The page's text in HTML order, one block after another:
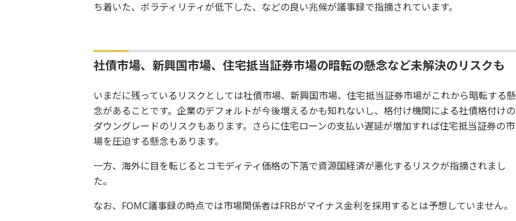
ち着いた、ボラティリティが低下した、などの良い兆候が議事録で指摘されています。
社債市場、新興国市場、住宅抵当証券市場の暗転の懸念など未解決のリスクも
いまだに残っているリスクとしては社債市場、新興国市場、住宅抵当証券市場がこれから暗転する懸
念があることです。企業のデフォルトが今後増えるかも知れないし、格付け機関による社債格付けの
ダウングレードのリスクもあります。さらに住宅ローンの支払い遅延が増加すれば住宅抵当証券の市
場を圧迫する懸念もあります。
一方、海外に目を転じるとコモディティ価格の下落で資源国経済が悪化するリスクが指摘されまし
た。
なお、FOMC議事録の時点では市場関係者はFRBがマイナス金利を採用するとは予想していません。